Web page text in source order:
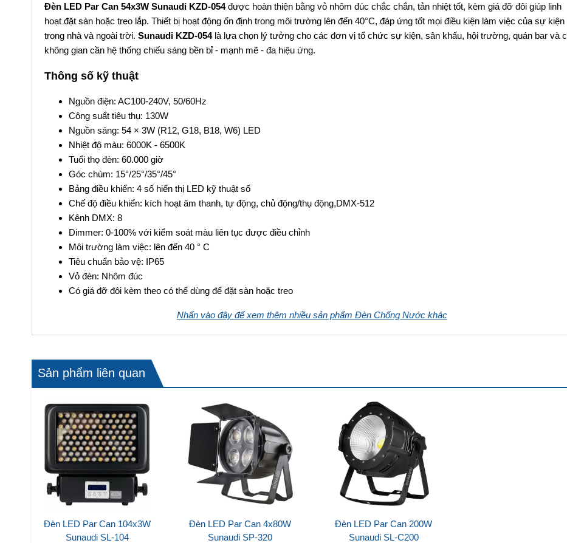
Đèn LED Par Can 54x3W Sunaudi KZD-054được hoàn thiện bằng vỏ nhôm đúc chắc chắn, tản nhiệt tốt, kèm giá đỡ đôi giúp linh
hoạt đặt sàn hoặc treo lắp. Thiết bị hoạt động ổn định trong môi trường lên đến 40°C, đáp ứng tốt mọi điều kiện làm việc của sự kiện
trong nhà và ngoài trời. Sunaudi KZD-054là lựa chọn lý tưởng cho các đơn vị tổ chức sự kiện, sân khấu, hội trường, quán bar và
không gian cần hệ thống chiếu sáng bền bỉ - mạnh mẽ - đa hiệu ứng.
Thông số kỹ thuật
Nguồn điện: AC100-240V, 50/60Hz
Công suất tiêu thụ: 130W
Nguồn sáng: 54 × 3W (R12, G18, B18, W6) LED
Nhiệt độ màu: 6000K - 6500K
Tuổi thọ đèn: 60.000 giờ
Góc chùm: 15°/25°/35°/45°
Bảng điều khiển: 4 số hiển thị LED kỹ thuật số
Chế độ điều khiển: kích hoạt âm thanh, tự động, chủ động/thụ động,DMX-512
Kênh DMX: 8
Dimmer: 0-100% với kiểm soát màu liên tục được điều chỉnh
Môi trường làm việc: lên đến 40 ° C
Tiêu chuẩn bảo vệ: IP65
Vỏ đèn: Nhôm đúc
Có giá đỡ đôi kèm theo có thể dùng để đặt sàn hoặc treo
Nhấn vào đây để xem thêm nhiều sản phẩm Đèn Chống Nước khác
Sản phẩm liên quan
Đèn LED Par Can 104x3W
Sunaudi SL-104
Đèn LED Par Can 4x80W
Sunaudi SP-320
Đèn LED Par Can 200W
Sunaudi SL-C200